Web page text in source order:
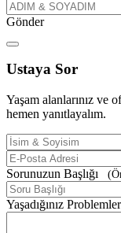
Gönder
Ustaya Sor
Yaşam alanlarınız ve
hemen yanıtlayalım.
Sorunuzun Başlığı
Yaşadığınız Problemler